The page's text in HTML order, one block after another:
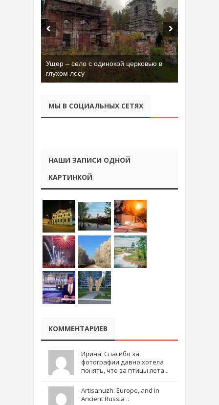
Ущер – село с одинокой церковью в
глухом лесу
МЫ В СОЦИАЛЬНЫХ СЕТЯХ
НАШИ ЗАПИСИ ОДНОЙ
КАРТИНКОЙ
КОММЕНТАРИЕВ
Ирина: Спасибо за
фотографии.давно хотела
понять, что за птицы лета ..
Artisanuzh: Europe, and in
Ancient Russia ..